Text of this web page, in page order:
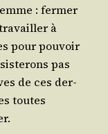
: fer­mer
à
pour pou­voir
pas
de ces der­
toutes